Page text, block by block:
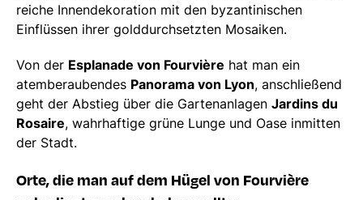
reiche Innendekoration mit den byzantinischen
Einflüssen ihrer golddurchsetzten Mosaiken.
Von der Esplanade von Fourvière hat man ein
atemberaubendes Panorama von Lyon, anschließend
geht der Abstieg über die Gartenanlagen Jardins du
Rosaire, wahrhaftige grüne Lunge und Oase inmitten
der Stadt.
Orte, die man auf dem Hügel von Fourvière